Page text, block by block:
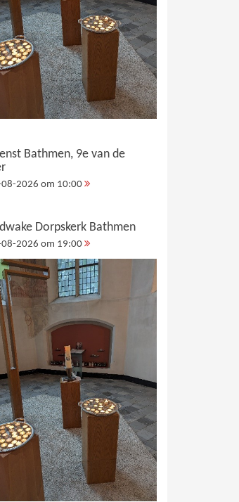
Bathmen, 9e van de
08-2026 om 10:00
Dorpskerk Bathmen
08-2026 om 19:00